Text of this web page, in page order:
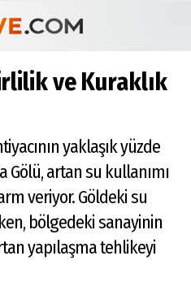
Galeri
Foto
Galeri
Etkinlikler
Medyabar.com
Künye
İletişim
ve Kuraklık
yaklaşık yüzde
Gölü, artan su kullanımı
veriyor. Göldeki su
bölgedeki sanayinin
yapılaşma tehlikeyi